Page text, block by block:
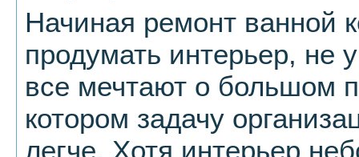
Начиная ремонт ванной
продумать интерьер, не
все мечтают о большом
котором задачу
легче. Хотя интерьер